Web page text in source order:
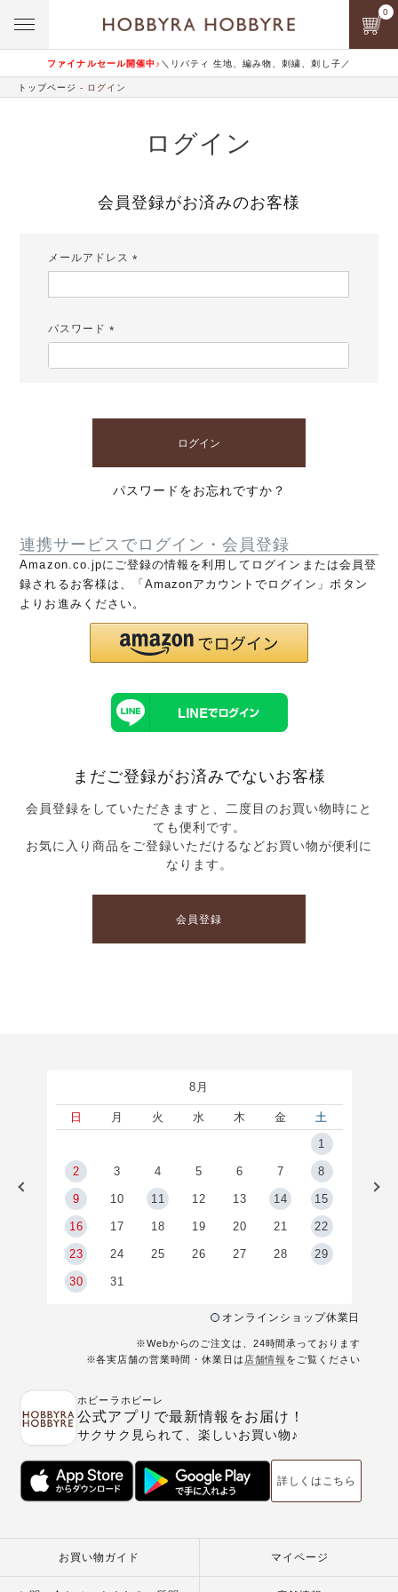
ファイナルセール開催中♪ ＼リバティ 生地、編み物、刺繍、刺し子／
0
トップページ ログイン
ログイン
会員登録がお済みのお客様
メールアドレス
パスワード
ログイン
パスワードをお忘れですか？
連携サービスでログイン・会員登録
Amazon.co.jpにご登録の情報を利用してログインまたは会員登
録されるお客様は、「Amazonアカウントでログイン」ボタン
よりお進みください。
まだご登録がお済みでないお客様
会員登録をしていただきますと、二度目のお買い物時にと
ても便利です。
お気に入り商品をご登録いただけるなどお買い物が便利に
なります。
会員登録
8月
日 月 火 水 木 金
土
1
2 3 4 5 6 7 8
9 10 11 12 13 14 15
16 17 18 19 20 21 22
23 24 25 26 27 28 29
30 31
オンラインショップ休業日
※Webからのご注文は、24時間承っております
※各実店舗の営業時間・休業日は 店舗情報 をご覧ください
ホビーラホビーレ
公式アプリで最新情報をお届け！
サクサク見られて、楽しいお買い物♪
詳しくはこちら
お買い物ガイド マイページ